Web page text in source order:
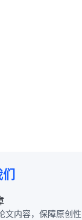
文内容，保障原创性